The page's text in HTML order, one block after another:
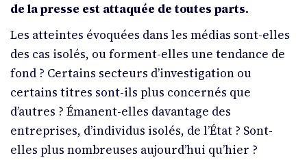
de la presse est attaquée de toutes parts.
Les atteintes évoquées dans les médias sont-elles
des cas isolés, ou forment-elles une tendance de
fond ? Certains secteurs d’investigation ou
certains titres sont-ils plus concernés que
d’autres ? Émanent-elles davantage des
entreprises, d’individus isolés, de l’État ? Sont-
elles plus nombreuses aujourd’hui qu’hier ?